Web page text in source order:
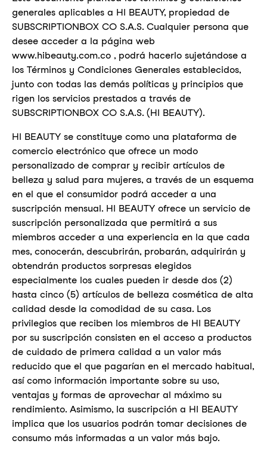
generales aplicables a HI BEAUTY, propiedad de
SUBSCRIPTIONBOX CO S.A.S. Cualquier persona que
desee acceder a la página web
www.hibeauty.com.co , podrá hacerlo sujetándose a
los Términos y Condiciones Generales establecidos,
junto con todas las demás políticas y principios que
rigen los servicios prestados a través de
SUBSCRIPTIONBOX CO S.A.S. (HI BEAUTY).
HI BEAUTY se constituye como una plataforma de
comercio electrónico que ofrece un modo
personalizado de comprar y recibir artículos de
belleza y salud para mujeres, a través de un esquema
en el que el consumidor podrá acceder a una
suscripción mensual. HI BEAUTY ofrece un servicio de
suscripción personalizada que permitirá a sus
miembros acceder a una experiencia en la que cada
mes, conocerán, descubrirán, probarán, adquirirán y
obtendrán productos sorpresas elegidos
especialmente los cuales pueden ir desde dos (2)
hasta cinco (5) artículos de belleza cosmética de alta
calidad desde la comodidad de su casa. Los
privilegios que reciben los miembros de HI BEAUTY
por su suscripción consisten en el acceso a productos
de cuidado de primera calidad a un valor más
reducido que el que pagarían en el mercado habitual,
así como información importante sobre su uso,
ventajas y formas de aprovechar al máximo su
rendimiento. Asimismo, la suscripción a HI BEAUTY
implica que los usuarios podrán tomar decisiones de
consumo más informadas a un valor más bajo.